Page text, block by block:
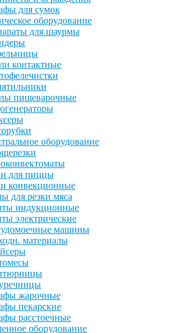
для сумок
оборудование
для шаурмы
контактные
пищеварочные
оборудование
для пиццы
конвекционные
для резки мяса
индукционные
электрические
машины
материалы
жарочные
пекарские
расстоечные
оборудование